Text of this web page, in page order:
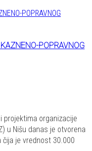
POPRAVNOG
projektima organizacije
u Nišu danas je otvorena
čija je vrednost 30.000